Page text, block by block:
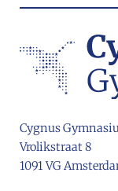
Cygnus
Vrolikstraat 8
1091 VG